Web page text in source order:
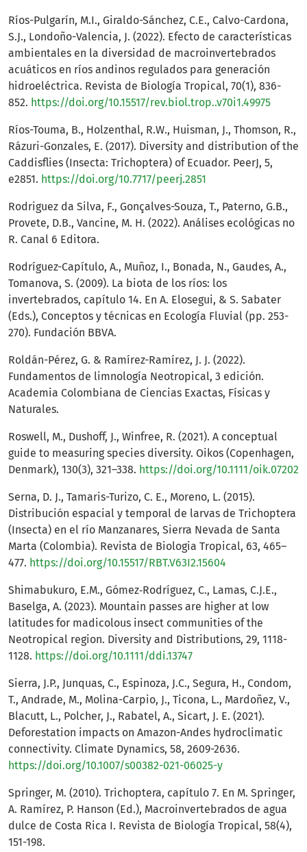
Ríos-Pulgarín, M.I., Giraldo-Sánchez, C.E., Calvo-Cardona,
S.J., Londoño-Valencia, J. (2022). Efecto de características
ambientales en la diversidad de macroinvertebrados
acuáticos en ríos andinos regulados para generación
hidroeléctrica. Revista de Biología Tropical, 70(1), 836-
852. https://doi.org/10.15517/rev.biol.trop..v70i1.49975
Ríos-Touma, B., Holzenthal, R.W., Huisman, J., Thomson, R.,
Rázuri-Gonzales, E. (2017). Diversity and distribution of the
Caddisflies (Insecta: Trichoptera) of Ecuador. PeerJ, 5,
e2851. https://doi.org/10.7717/peerj.2851
Rodriguez da Silva, F., Gonçalves-Souza, T., Paterno, G.B.,
Provete, D.B., Vancine, M. H. (2022). Análises ecológicas no
R. Canal 6 Editora.
Rodríguez-Capítulo, A., Muñoz, I., Bonada, N., Gaudes, A.,
Tomanova, S. (2009). La biota de los ríos: los
invertebrados, capítulo 14. En A. Elosegui, & S. Sabater
(Eds.), Conceptos y técnicas en Ecología Fluvial (pp. 253-
270). Fundación BBVA.
Roldán-Pérez, G. & Ramírez-Ramírez, J. J. (2022).
Fundamentos de limnología Neotropical, 3 edición.
Academia Colombiana de Ciencias Exactas, Físicas y
Naturales.
Roswell, M., Dushoff, J., Winfree, R. (2021). A conceptual
guide to measuring species diversity. Oikos (Copenhagen,
Denmark), 130(3), 321–338. https://doi.org/10.1111/oik.07202
Serna, D. J., Tamaris-Turizo, C. E., Moreno, L. (2015).
Distribución espacial y temporal de larvas de Trichoptera
(Insecta) en el río Manzanares, Sierra Nevada de Santa
Marta (Colombia). Revista de Biologia Tropical, 63, 465–
477. https://doi.org/10.15517/RBT.V63I2.15604
Shimabukuro, E.M., Gómez‐Rodríguez, C., Lamas, C.J.E.,
Baselga, A. (2023). Mountain passes are higher at low
latitudes for madicolous insect communities of the
Neotropical region. Diversity and Distributions, 29, 1118-
1128. https://doi.org/10.1111/ddi.13747
Sierra, J.P., Junquas, C., Espinoza, J.C., Segura, H., Condom,
T., Andrade, M., Molina-Carpio, J., Ticona, L., Mardoñez, V.,
Blacutt, L., Polcher, J., Rabatel, A., Sicart, J. E. (2021).
Deforestation impacts on Amazon-Andes hydroclimatic
connectivity. Climate Dynamics, 58, 2609-2636.
https://doi.org/10.1007/s00382-021-06025-y
Springer, M. (2010). Trichoptera, capítulo 7. En M. Springer,
A. Ramírez, P. Hanson (Ed.), Macroinvertebrados de agua
dulce de Costa Rica I. Revista de Biología Tropical, 58(4),
151-198.